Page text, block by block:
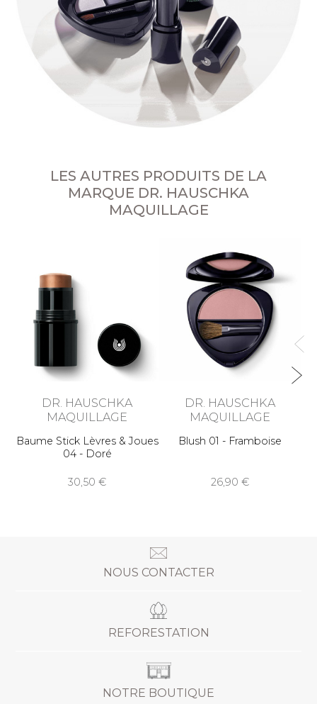
LES AUTRES PRODUITS DE LA
MARQUE DR. HAUSCHKA
MAQUILLAGE
DR. HAUSCHKA
MAQUILLAGE
Baume Stick Lèvres & Joues
04 - Doré
30,50
DR. HAUSCHKA
MAQUILLAGE
Blush 01 - Framboise
26,90
NOUS CONTACTER
REFORESTATION
NOTRE BOUTIQUE